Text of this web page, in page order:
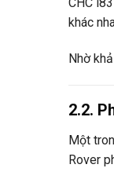
CHC
khác
Nhờ
2.2.
Một
Rover